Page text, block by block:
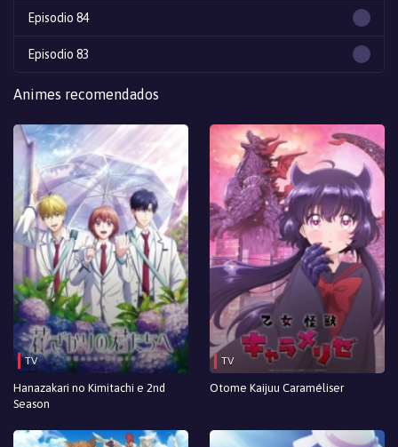
Episodio 84
Episodio 83
Episodio 82
Episodio 81
Episodio 80
Episodio 79
Episodio 78
Episodio 77
Episodio 76
Episodio 75
Episodio 74
Animes recomendados
TV
Hanazakari no Kimitachi e 2nd
Season
TV
Otome Kaijuu Caraméliser